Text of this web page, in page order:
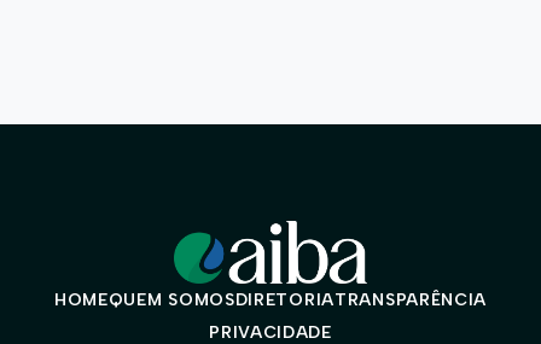
HOMEQUEM SOMOSDIRETORIATRANSPARÊNCIA
PRIVACIDADE